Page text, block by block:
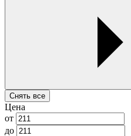
Снять все
Цена
от
до